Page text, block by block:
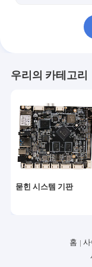
우리의 카테고리
묻힌 시스템 기판
홈 사